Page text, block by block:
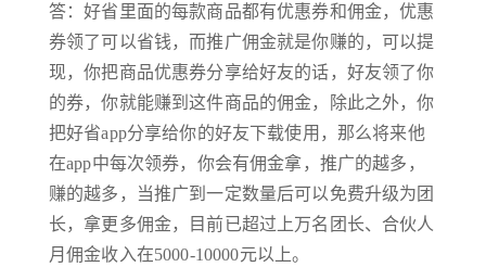
答：好省里面的每款商品都有优惠券和佣金，优惠
券领了可以省钱，而推广佣金就是你赚的，可以提
现，你把商品优惠券分享给好友的话，好友领了你
的券，你就能赚到这件商品的佣金，除此之外，你
把好省app分享给你的好友下载使用，那么将来他
在app中每次领券，你会有佣金拿，推广的越多，
赚的越多，当推广到一定数量后可以免费升级为团
长，拿更多佣金，目前已超过上万名团长、合伙人
月佣金收入在5000-10000元以上。